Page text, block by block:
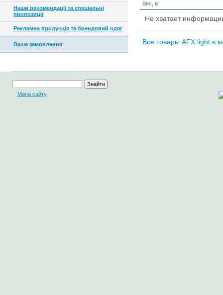
Наши рекомендації та спеціальні
пропозиції
Рекламна продукція та брендовий одяг
Ваше замовлення
Вес, кг
Не хватает
Все товары AFX light в
Мапа сайту